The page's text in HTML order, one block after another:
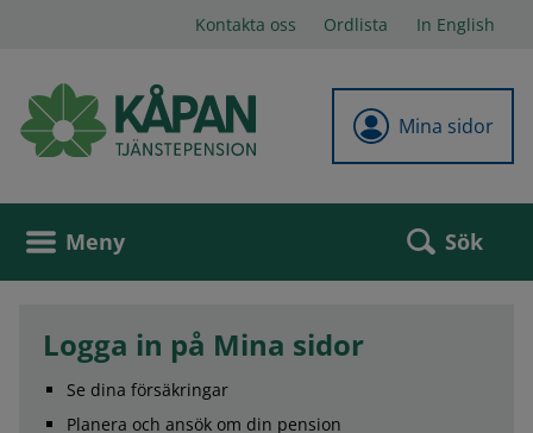
Kontakta oss Ordlista In English
Mina sidor
Meny Sök
Logga in på Mina sidor
Se dina försäkringar
Planera och ansök om din pension